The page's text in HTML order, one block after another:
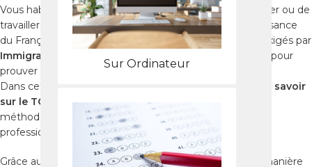
Sur Ordinateur
Vous habitez àKinshasaet vous rêvez de vivre, d’étudier ou de
travailler au
Canada? LeTCF Canada(Test de Connaissance
du Français pour le Canada) est l’un des examens clés exigés par
Immigration, Réfugiés et Citoyenneté Canada (IRCC)
pour
prouver vos compétences linguistiques.
Dans cet article, nous vous expliquons
tout ce qu’il faut savoir
sur le TCF Canada à Kinshasa
méthodologie, conseils de préparation et solutions
professionnelles pour obtenir un score élevé.
Grâce au Pack Nabil, vous pouvez préparer le test de manière